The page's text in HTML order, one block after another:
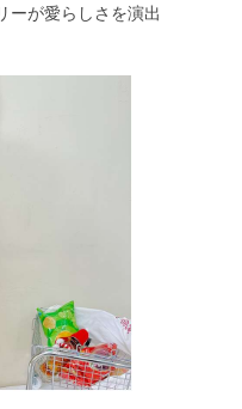
ーが愛らしさを演出